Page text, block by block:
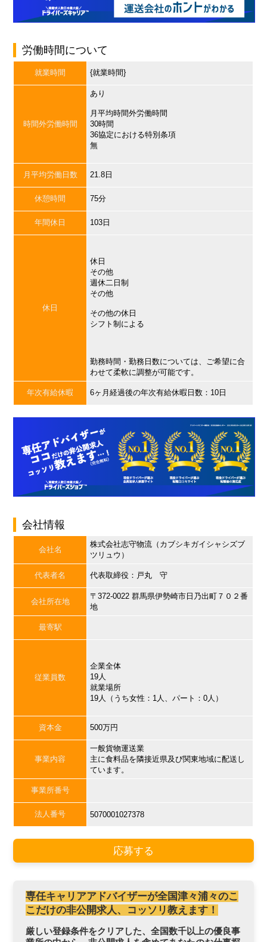
労働時間について
就業時間 {就業時間}
時間外労働時間
あり
月平均時間外労働時間
30時間
36協定における特別条項
無
月平均労働日数 21.8日
休憩時間 75分
年間休日 103日
休日
休日
その他
週休二日制
その他
その他の休日
シフト制による
勤務時間・勤務日数については、ご希望に合
わせて柔軟に調整が可能です。
年次有給休暇 6ヶ月経過後の年次有給休暇日数：10日
会社情報
会社名
株式会社志守物流（カブシキガイシャシズブ
ツリュウ）
代表者名 代表取締役：戸丸 守
会社所在地
〒372-0022 群馬県伊勢崎市日乃出町７０２番
地
最寄駅
従業員数
企業全体
19人
就業場所
19人（うち女性：1人、パート：0人）
資本金 500万円
事業内容
一般貨物運送業
主に食料品を隣接近県及び関東地域に配送し
ています。
事業所番号
法人番号 5070001027378
応募する
専任キャリアアドバイザーが全国津々浦々のこ
こだけの非公開求人、コッソリ教えます！
厳しい登録条件をクリアした、全国数千以上の優良事